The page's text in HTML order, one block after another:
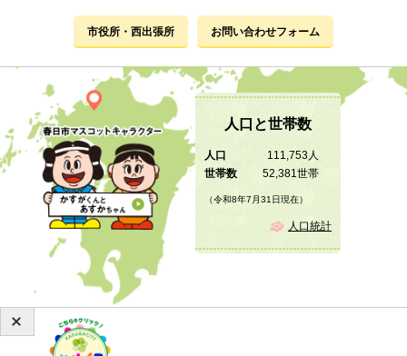
市役所・西出張所 お問い合わせフォーム
人口と世帯数
人口
111,753人
世帯数
52,381世帯
（令和8年7月31日現在）
人口統計